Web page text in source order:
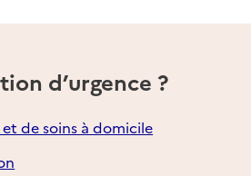
d’urgence ?
de soins à domicile